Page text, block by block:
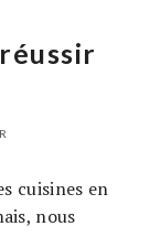
cuisines en
nous